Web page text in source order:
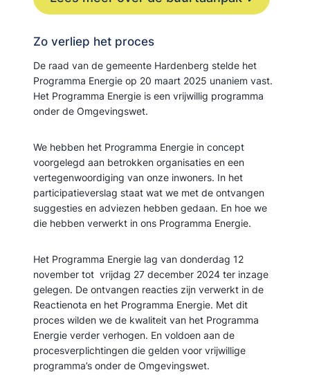
Zo verliep het proces
De raad van de gemeente Hardenberg stelde het
Programma Energie op 20 maart 2025 unaniem vast.
Het Programma Energie is een vrijwillig programma
onder de Omgevingswet.
We hebben het Programma Energie in concept
voorgelegd aan betrokken organisaties en een
vertegenwoordiging van onze inwoners. In het
participatieverslag staat wat we met de ontvangen
suggesties en adviezen hebben gedaan. En hoe we
die hebben verwerkt in ons Programma Energie.
Het Programma Energie lag van donderdag 12
november tot vrijdag 27 december 2024 ter inzage
gelegen. De ontvangen reacties zijn verwerkt in de
Reactienota en het Programma Energie. Met dit
proces wilden we de kwaliteit van het Programma
Energie verder verhogen. En voldoen aan de
procesverplichtingen die gelden voor vrijwillige
programma’s onder de Omgevingswet.